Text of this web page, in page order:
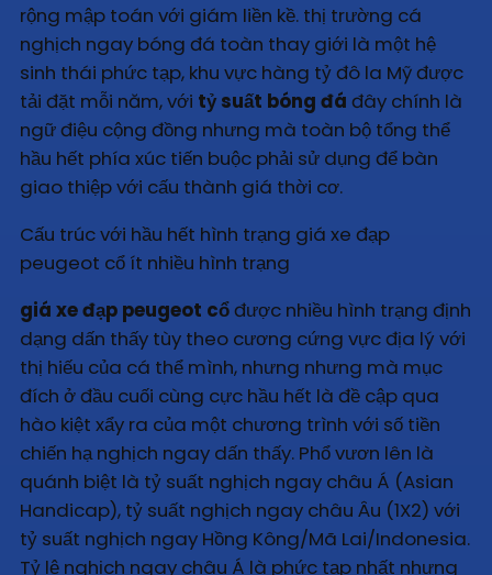
rộng mập toán với giám liền kề. thị trường cá
nghịch ngay bóng đá toàn thay giới là một hệ
sinh thái phức tạp, khu vực hàng tỷ đô la Mỹ được
tải đặt mỗi năm, với tỷ suất bóng đá đây chính là
ngữ điệu cộng đồng nhưng mà toàn bộ tổng thể
hầu hết phía xúc tiến buộc phải sử dụng để bàn
giao thiệp với cấu thành giá thời cơ.
Cấu trúc với hầu hết hình trạng giá xe đạp
peugeot cổ ít nhiều hình trạng
giá xe đạp peugeot cổđược nhiều hình trạng định
dạng dấn thấy tùy theo cương cứng vực địa lý với
thị hiếu của cá thể mình, nhưng nhưng mà mục
đích ở đầu cuối cùng cực hầu hết là đề cập qua
hào kiệt xẩy ra của một chương trình với số tiền
chiến hạ nghịch ngay dấn thấy. Phổ vươn lên là
quánh biệt là tỷ suất nghịch ngay châu Á (Asian
Handicap), tỷ suất nghịch ngay châu Âu (1X2) với
tỷ suất nghịch ngay Hồng Kông/Mã Lai/Indonesia.
Tỷ lệ nghịch ngay châu Á là phức tạp nhất nhưng